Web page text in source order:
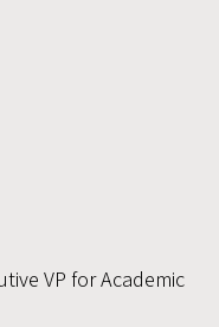
VP for Academic